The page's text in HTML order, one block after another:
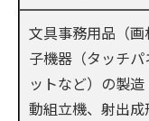
文具事務用品（
子機器（タッチ
ットなど）の製
動組立機、射出